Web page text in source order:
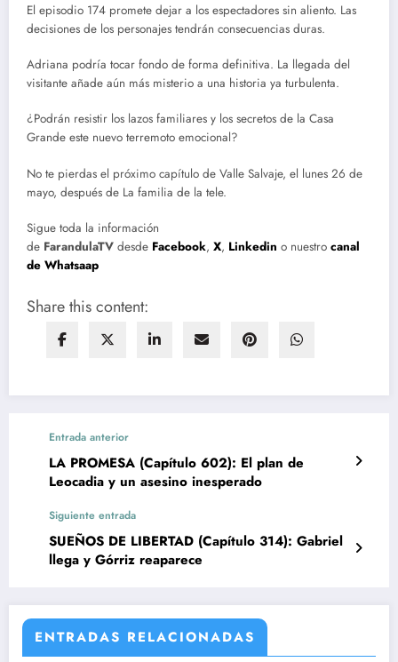
El episodio 174 promete dejar a los espectadores sin aliento. Las
decisiones de los personajes tendrán consecuencias duras.
Adriana podría tocar fondo de forma definitiva. La llegada del
visitante añade aún más misterio a una historia ya turbulenta.
¿Podrán resistir los lazos familiares y los secretos de la Casa
Grande este nuevo terremoto emocional?
No te pierdas el próximo capítulo de Valle Salvaje, el lunes 26 de
mayo, después de La familia de la tele.
Sigue toda la información
de FarandulaTV desde Facebook, X, Linkedin o nuestro canal
de Whatsaap
Share this content:
Entrada anterior
LA PROMESA (Capítulo 602): El plan de
Leocadia y un asesino inesperado
Siguiente entrada
SUEÑOS DE LIBERTAD (Capítulo 314): Gabriel
llega y Górriz reaparece
ENTRADAS RELACIONADAS